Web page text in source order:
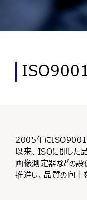
2005年にISO9001
以来、ISOに即した
画像測定器などの設
推進し、品質の向上